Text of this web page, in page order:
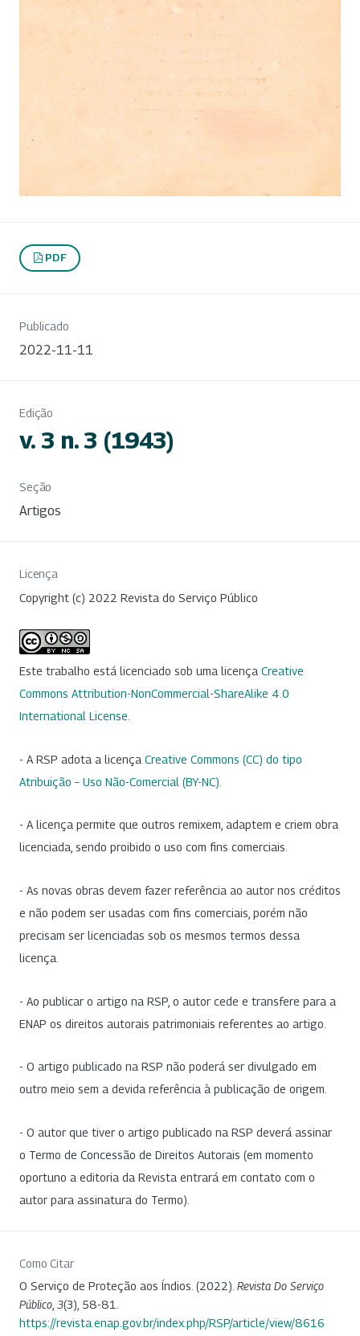
PDF
Publicado
2022-11-11
Edição
v. 3 n. 3 (1943)
Seção
Artigos
Licença
Copyright (c) 2022 Revista do Serviço Público
Este trabalho está licenciado sob uma licença Creative
Commons Attribution-NonCommercial-ShareAlike 4.0
International License
- A RSP adota a licença Creative Commons (CC) do tipo
Atribuição – Uso Não-Comercial (BY-NC)
- A licença permite que outros remixem, adaptem e criem obra
licenciada, sendo proibido o uso com fins comerciais.
- As novas obras devem fazer referência ao autor nos créditos
e não podem ser usadas com fins comerciais, porém não
precisam ser licenciadas sob os mesmos termos dessa
licença.
- Ao publicar o artigo na RSP, o autor cede e transfere para a
ENAP os direitos autorais patrimoniais referentes ao artigo.
- O artigo publicado na RSP não poderá ser divulgado em
outro meio sem a devida referência à publicação de origem.
- O autor que tiver o artigo publicado na RSP deverá assinar
o Termo de Concessão de Direitos Autorais (em momento
oportuno a editoria da Revista entrará em contato com o
autor para assinatura do Termo).
Como Citar
O Serviço de Proteção aos Índios. (2022). Revista Do Serviço
Público 3(3), 58-81.
https://revista.enap.gov.br/index.php/RSP/article/view/8616